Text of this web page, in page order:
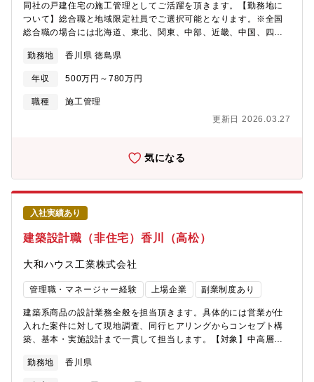
合はその日は出勤頂き、支障のない平日に代休を取って頂きま
す。【WLBバランス実現に向けた制度例】■勤務エリア継続制度①
治療/②介護/③育児のいずれかを理由とする場合、一定期間転居な
同居のお子様の育児をされている」場合、会社より承認された期
間、転居を必要とする異動がなく、現在の勤務エリアを継続可
ら17時、10時から19時など、勤務時間を調整できます。■your ホ
リデー制度活用月1回 水日休みを土日休みに転換できる制度。■
みも実施しています。※2023年度実績：80.3％ 2024年度実
績：79.9％【施工体制】■責任施工体制積水ハウスグループ会社で
ある積水ハウス建設グループ9社と責任施工体制をとっており
4500名を超える施工従事者がいます。完全子会社で工事、且つ監
督を配置できる体制を確立しています。■積水ハウス会施工に関わ
るグループ会社や施工協力店によって構成される「積水ハウス
会」を組織し、施工技術の向上や労働環境の整備など、意見を出
し合い、協力しながら取り組んでいます。※2858社所属していま
す。【効率的な働き方への取り組み】■自社工場出荷材で効率UP
業・荷受け減につながります。■デジタル化による高効率な業務
CAD－積算(部材拾)－工場生産が連動しているため、ミスが少な
く合理化された業務内容です。施工図作成や原価管理が不要で、
お客様との接点に重きをおくことが可能です。★ルーティンワー
クや決まったものを合理化することで工場出荷材以外の部材使用
白みの一つです。
同社の戸建住宅の施工管理としてご活躍を頂きます。【勤務地に
ついて】総合職と地域限定社員でご選択可能となります。※全国
総合職の場合には北海道、東北、関東、中部、近畿、中国、四
います。（※初任地は希望考慮します）【四国エリアの事業所】
https://www.daiwahouse.co.jp/officeHP/shikoku/index.asp【大
和ハウスの戸建て事業】
https://www.daiwahouse.com/businessfield/housing/kodate.html
勤務地 香川県 徳島県
年収 500万円～780万円
職種
施工管理
更新日 2026.03.27
気になる
入社実績あり
建築設計職（非住宅）香川（高松）
大和ハウス工業株式会社
管理職・マネージャー経験 上場企業 副業制度あり
建築系商品の設計業務全般を担当頂きます。具体的には営業が仕
入れた案件に対して現地調査、同行ヒアリングからコンセプト構
築、基本・実施設計まで一貫して担当します。【対象】中高層マ
設、工場など◇建築事業(非住宅領域)について…住宅メーカーとし
て知られる大和ハウス工業ですが、非住宅事業の売り上げの6割を
勤務地 香川県